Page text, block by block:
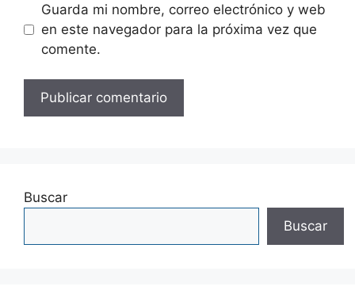
Guarda mi nombre, correo electrónico y web
en este navegador para la próxima vez que
comente.
Buscar
Buscar